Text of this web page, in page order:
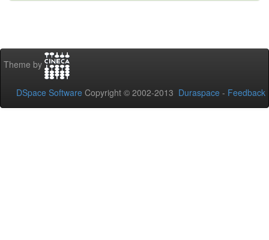
Theme by
DSpace Software Copyright © 2002-2013 Duraspace - Feedback